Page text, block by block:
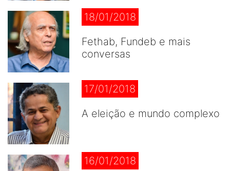
18/01/2018
Fethab, Fundeb e mais
conversas
17/01/2018
A eleição e mundo complexo
16/01/2018